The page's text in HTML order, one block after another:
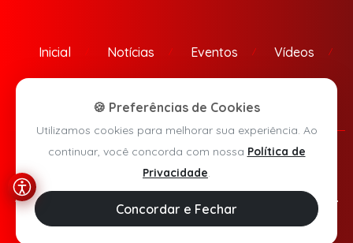
Inicial Notícias Eventos Vídeos
Política de Privacidade
Agora Sudoeste © 2026 - Todos os direitos reservados.
🍪 Preferências de Cookies
Utilizamos cookies para melhorar sua experiência. Ao
continuar, você concorda com nossa Política de
Privacidade.
Concordar e Fechar